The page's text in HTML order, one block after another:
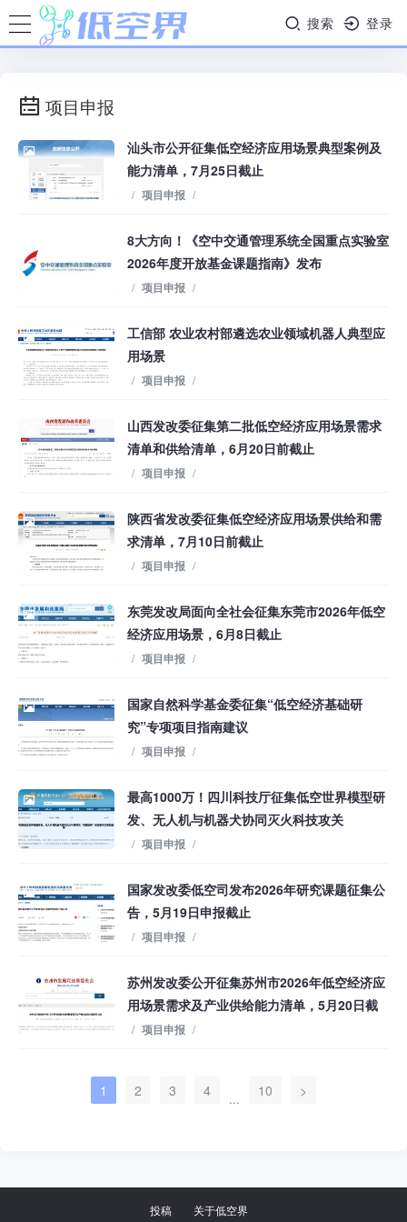
搜索 登录
项目申报
汕头市公开征集低空经济应用场景典型案例及
能力清单，7月25日截止
/ 项目申报 /
8大方向！《空中交通管理系统全国重点实验室
2026年度开放基金课题指南》发布
/ 项目申报 /
工信部 农业农村部遴选农业领域机器人典型应
用场景
/ 项目申报 /
山西发改委征集第二批低空经济应用场景需求
清单和供给清单，6月20日前截止
/ 项目申报 /
陕西省发改委征集低空经济应用场景供给和需
求清单，7月10日前截止
/ 项目申报 /
东莞发改局面向全社会征集东莞市2026年低空
经济应用场景，6月8日截止
/ 项目申报 /
国家自然科学基金委征集“低空经济基础研
究”专项项目指南建议
/ 项目申报 /
最高1000万！四川科技厅征集低空世界模型研
发、无人机与机器犬协同灭火科技攻关
/ 项目申报 /
国家发改委低空司发布2026年研究课题征集公
告，5月19日申报截止
/ 项目申报 /
苏州发改委公开征集苏州市2026年低空经济应
用场景需求及产业供给能力清单，5月20日截
止
/ 项目申报 /
1 2 3 4 ... 10 >
投稿 关于低空界